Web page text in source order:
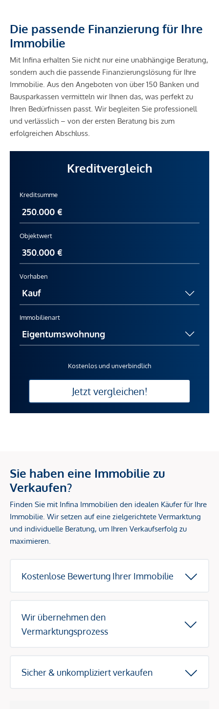
Die passende Finanzierung für Ihre
Immobilie
Mit Infina erhalten Sie nicht nur eine unabhängige Beratung,
sondern auch die passende Finanzierungslösung für Ihre
Immobilie. Aus den Angeboten von über 150 Banken und
Bausparkassen vermitteln wir Ihnen das, was perfekt zu
Ihren Bedürfnissen passt. Wir begleiten Sie professionell
und verlässlich – von der ersten Beratung bis zum
erfolgreichen Abschluss.
Kreditvergleich
Kreditsumme
Objektwert
Vorhaben
Immobilienart
Kostenlos und unverbindlich
Jetzt vergleichen!
Sie haben eine Immobilie zu
Verkaufen?
Finden Sie mit Infina Immobilien den idealen Käufer für Ihre
Immobilie. Wir setzen auf eine zielgerichtete Vermarktung
und individuelle Beratung, um Ihren Verkaufserfolg zu
maximieren.
Kostenlose Bewertung Ihrer Immobilie
Wir übernehmen den
Vermarktungsprozess
Sicher & unkompliziert verkaufen